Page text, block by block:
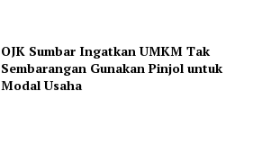
OJK Sumbar Ingatkan UMKM Tak
Sembarangan Gunakan Pinjol untuk
Modal Usaha